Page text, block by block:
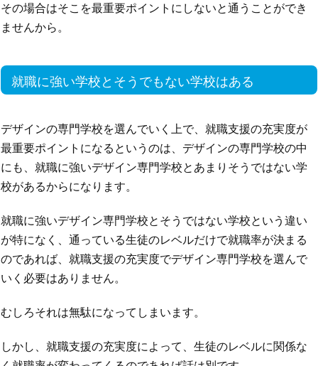
その場合はそこを最重要ポイントにしないと通うことができ
ませんから。
就職に強い学校とそうでもない学校はある
デザインの専門学校を選んでいく上で、就職支援の充実度が
最重要ポイントになるというのは、デザインの専門学校の中
にも、就職に強いデザイン専門学校とあまりそうではない学
校があるからになります。
就職に強いデザイン専門学校とそうではない学校という違い
が特になく、通っている生徒のレベルだけで就職率が決まる
のであれば、就職支援の充実度でデザイン専門学校を選んで
いく必要はありません。
むしろそれは無駄になってしまいます。
しかし、就職支援の充実度によって、生徒のレベルに関係な